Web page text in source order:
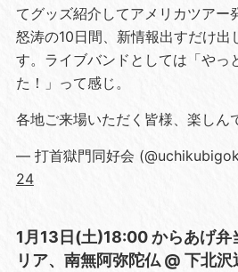
てグッズ紹介してアメリカツアー
怒涛の10日間、新情報出すだけ出
す。ライブバンドとしては「やっ
た！」って感じ。
各地ご来場いただく皆様、楽しん
— 打首獄門同好会
24
1月13日(土)18:00 からあげ弁
リア、南無阿弥陀仏 @ 下北沢